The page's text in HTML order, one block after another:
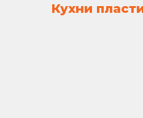
Кухни